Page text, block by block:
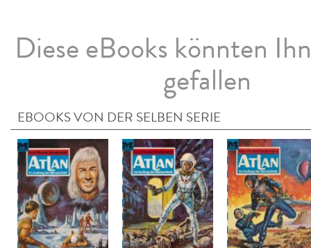
Diese eBooks könnten
gefallen
EBOOKS VON DER SELBEN SERIE